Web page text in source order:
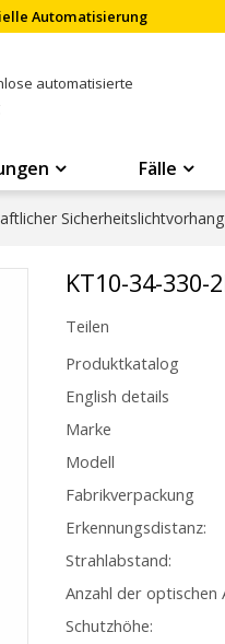
Automatisierung
automatisierte
Fälle
KT10-34-
Teilen
Produktkatalog
English details
Marke
Modell
Fabrikverpackung
Erkennungsdistanz:
Strahlabstand:
Anzahl der optischen
Schutzhöhe: